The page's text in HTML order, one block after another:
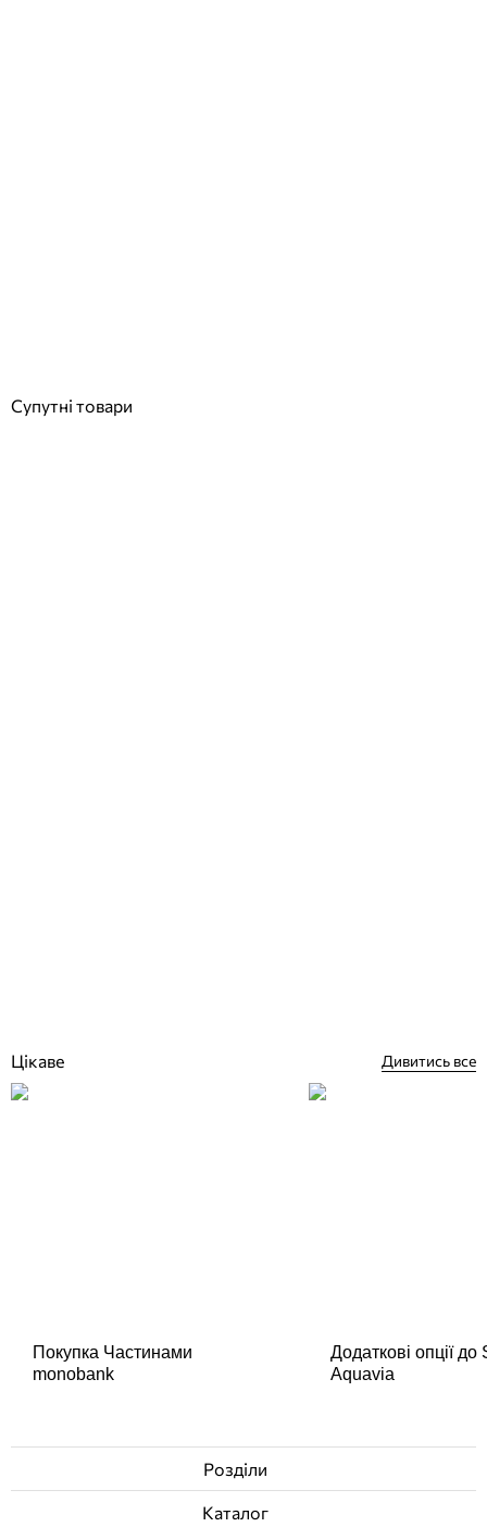
Супутні товари
Цікаве Дивитись все
Покупка Частинами
monobank
Додаткові опції
Aquavia
Розділи
Каталог